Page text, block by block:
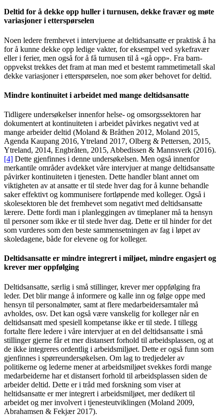
Deltid for å dekke opp huller i turnusen, dekke fravær og møte
variasjoner i etterspørselen
Noen ledere fremhevet i intervjuene at deltidsansatte er praktisk å ha
for å kunne dekke opp ledige vakter, for eksempel ved sykefravær
eller i ferier, men også for å få turnusen til å «gå opp». Fra barn-
oppvekst trekkes det fram at man med et bestemt rammetimetall skal
dekke variasjoner i etterspørselen, noe som øker behovet for deltid.
Mindre kontinuitet i arbeidet med mange deltidsansatte
Tidligere undersøkelser innenfor helse- og omsorgssektoren har
dokumentert at kontinuiteten i arbeidet påvirkes negativt ved at
mange arbeider deltid (Moland & Bråthen 2012, Moland 2015,
Agenda Kaupang 2016, Ytreland 2017, Olberg & Pettersen, 2015,
Ytreland, 2014, Engbråten, 2015, Abbedissen & Mannsverk (2016).
[4] Dette gjenfinnes i denne undersøkelsen. Men også innenfor
merkantile områder avdekket våre intervjuer at mange deltidsansatte
påvirker kontinuiteten i tjenesten. Dette handler blant annet om
viktigheten av at ansatte er til stede hver dag for å kunne behandle
saker effektivt og kommunisere fortløpende med kolleger. Også i
skolesektoren ble det fremhevet som negativt med deltidsansatte
lærere. Dette fordi man i planleggingen av timeplaner må ta hensyn
til personer som ikke er til stede hver dag. Dette er til hinder for det
som vurderes som den beste sammensetningen av fag i løpet av
skoledagene, både for elevene og for kolleger.
Deltidsansatte er mindre integrert i miljøet, mindre engasjert og
krever mer oppfølging
Deltidsansatte, særlig i små stillinger, krever mer oppfølging fra
leder. Det blir mange å informere og kalle inn og følge oppe med
hensyn til personalmøter, samt at flere medarbeidersamtaler må
avholdes, osv. Det kan også være vanskelig for kolleger når en
deltidsansatt med spesiell kompetanse ikke er til stede. I tillegg
fortalte flere ledere i våre intervjuer at en del deltidsansatte i små
stillinger gjerne får et mer distansert forhold til arbeidsplassen, og at
de ikke integreres ordentlig i arbeidsmiljøet. Dette er også funn som
gjenfinnes i spørreundersøkelsen. Om lag to tredjedeler av
politikerne og lederne mener at arbeidsmiljøet svekkes fordi mange
medarbeiderne har et distansert forhold til arbeidsplassen siden de
arbeider deltid. Dette er i tråd med forskning som viser at
heltidsansatte er mer integrert i arbeidsmiljøet, mer dedikert til
arbeidet og mer involvert i tjenesteutviklingen (Moland 2009,
Abrahamsen & Fekjær 2017).